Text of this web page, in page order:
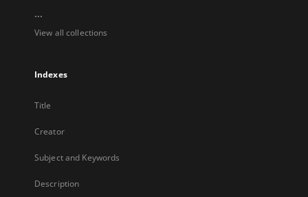
...
View all collections
Indexes
Title
Creator
Subject and Keywords
Description